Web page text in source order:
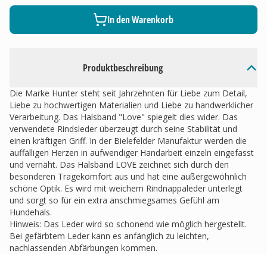
Produktbeschreibung
Die Marke Hunter steht seit Jahrzehnten für Liebe zum Detail,
Liebe zu hochwertigen Materialien und Liebe zu handwerklicher
Verarbeitung. Das Halsband "Love" spiegelt dies wider. Das
verwendete Rindsleder überzeugt durch seine Stabilität und
einen kräftigen Griff. In der Bielefelder Manufaktur werden die
auffälligen Herzen in aufwendiger Handarbeit einzeln eingefasst
und vernäht. Das Halsband LOVE zeichnet sich durch den
besonderen Tragekomfort aus und hat eine außergewöhnlich
schöne Optik. Es wird mit weichem Rindnappaleder unterlegt
und sorgt so für ein extra anschmiegsames Gefühl am
Hundehals.
Hinweis: Das Leder wird so schonend wie möglich hergestellt.
Bei gefärbtem Leder kann es anfänglich zu leichten,
nachlassenden Abfärbungen kommen.
In den Warenkorb